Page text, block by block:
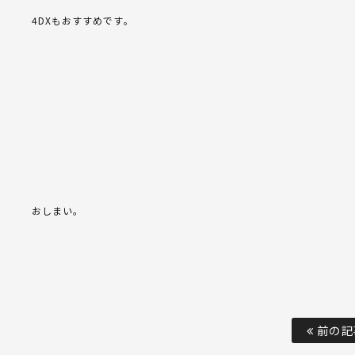
4DXもおすすめです。
おしまい。
前の